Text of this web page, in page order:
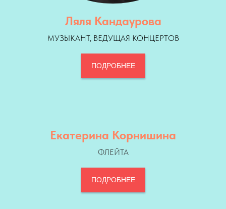
Ляля Кандаурова
МУЗЫКАНТ, ВЕДУЩАЯ КОНЦЕРТОВ
ПОДРОБНЕЕ
Екатерина Корнишина
ФЛЕЙТА
ПОДРОБНЕЕ